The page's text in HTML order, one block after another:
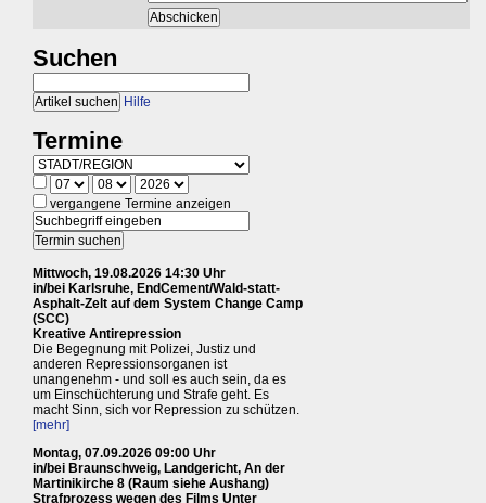
Suchen
Hilfe
Termine
vergangene Termine anzeigen
Mittwoch, 19.08.2026 14:30 Uhr
in/bei Karlsruhe, EndCement/Wald-statt-
Asphalt-Zelt auf dem System Change Camp
(SCC)
Kreative Antirepression
Die Begegnung mit Polizei, Justiz und
anderen Repressionsorganen ist
unangenehm - und soll es auch sein, da es
um Einschüchterung und Strafe geht. Es
macht Sinn, sich vor Repression zu schützen.
[mehr]
Montag, 07.09.2026 09:00 Uhr
in/bei Braunschweig, Landgericht, An der
Martinikirche 8 (Raum siehe Aushang)
Strafprozess wegen des Films Unter